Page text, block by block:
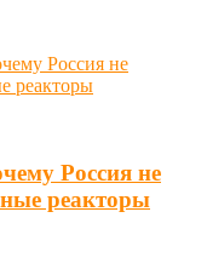
Россия не
реакторы